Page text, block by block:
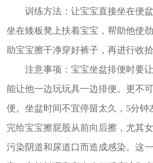
训练方法：让宝宝直接坐在便盆
坐在矮板凳上扶着宝宝，帮助他使
助宝宝擦干净穿好裤子，再进行收拾
注意事项：宝宝坐盆排便时要让
能让他一边玩玩具一边排便。更不
便。坐盆时间不宜停留太久，5分钟
完给宝宝擦屁股从前向后擦，尤其
污染阴道和尿道口而造成感染。这